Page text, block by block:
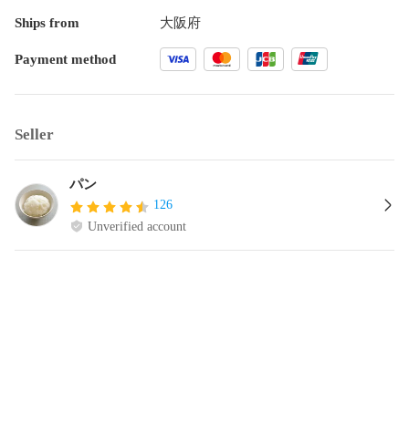
Ships from 大阪府
Payment method
Seller
パン
126
Unverified account